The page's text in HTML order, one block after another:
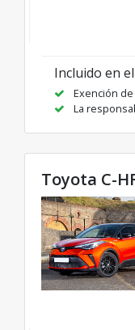
Incluido en
Exención
La
Toyota C-